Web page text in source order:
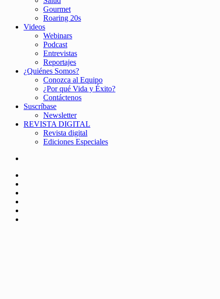
Gourmet
Roaring 20s
Videos
Webinars
Podcast
Entrevistas
Reportajes
¿Quiénes Somos?
Conozca al Equipo
¿Por qué Vida y Éxito?
Contáctenos
Suscríbase
Newsletter
REVISTA DIGITAL
Revista digital
Ediciones Especiales